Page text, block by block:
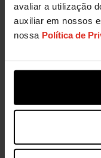
avaliar a utilização
auxiliar em nossos
nossa Política de